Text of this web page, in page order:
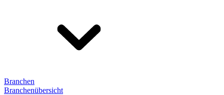
Branchen
Branchenübersicht